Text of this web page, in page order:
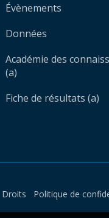
Évènements
Données
Académie des
(a)
Fiche de résultats (a)
Droits Politique de